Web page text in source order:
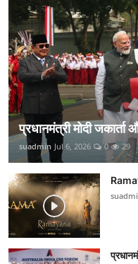
प्रधानमंत्री मोदी जकार्ता
suadmin Jul 6, 2026 0 29